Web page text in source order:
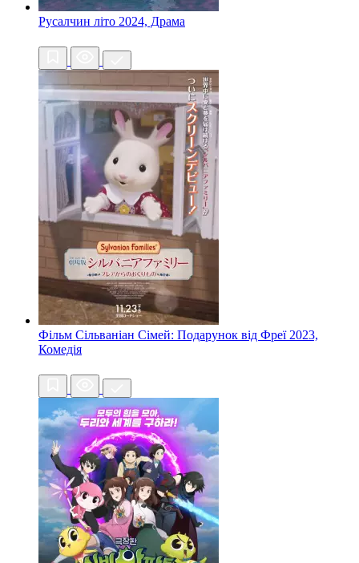
Русалчин літо 2024, Драма
Фільм Сільваніан Сімей: Подарунок від Фреї 2023,
Комедія